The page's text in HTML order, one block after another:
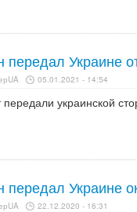
передал Украине
05.01.2021 - 14:54
передали украинской
передал Украине
22.12.2020 - 16:31